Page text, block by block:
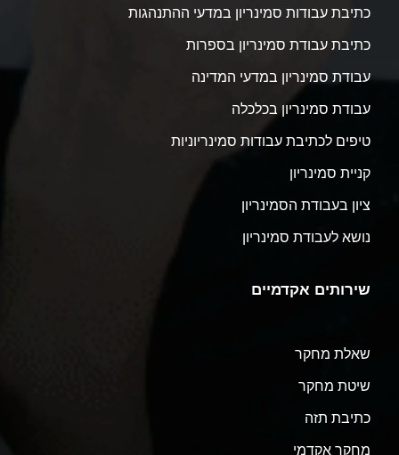
כתיבת עבודות סמינריון במדעי ההתנהגות
כתיבת עבודת סמינריון בספרות
עבודת סמינריון במדעי המדינה
עבודת סמינריון בכלכלה
טיפים לכתיבת עבודות סמינריוניות
קניית סמינריון
ציון בעבודת הסמינריון
נושא לעבודת סמינריון
שירותים אקדמיים
שאלת מחקר
שיטת מחקר
כתיבת תזה
מחקר אקדמי